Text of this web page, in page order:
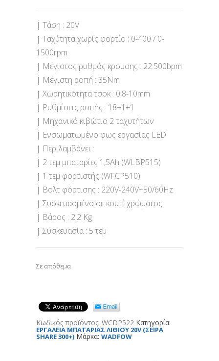
| Τάση : 20V
| Ταχύτητα χωρίς φορτίο : 0-400 / 0-
1500rpm
| Μέγιστος ρυθμός κρουσης : 22.500bpm
| Μέγιστη ροπή : 35Nm
| Χωρητικότητα τσοκ : 0,8-10mm
| Ρυθμίσεις ροπής : 18+1+1
| Μηχανικό κιβώτιο 2 ταχυτήτων
| Ενσωματωμένο φως εργασίας LED
| Περιλαμβάνει :
| 2 τεμ μπαταρίες 1,5Ah (WLBP515)
| 1 τεμ φορτιστής (WFCP510)
| Βολτ φόρτισης : 220V-240V~50/60Hz
| Συσκευασμένο σε κουτί χρώματος
| Βάρος : 2.2 Kg
| Συσκευασία : 5 τεμ
Σε απόθεμα
Κωδικός προϊόντος: WCDP522 Κατηγορία:
ΕΡΓΑΛΕΙΑ ΜΠΑΤΑΡΙΑΣ ΛΙΘΙΟΥ 20V (ΣΕΙΡΑ
SHARE 300+) Μάρκα: WADFOW